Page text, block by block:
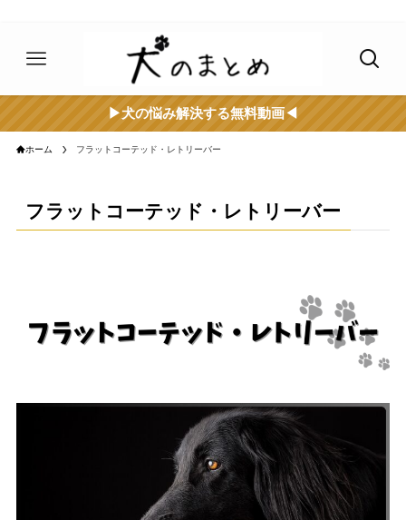
▶︎犬の悩み解決する無料動画◀︎
ホーム フラットコーテッド・レトリーバー
フラットコーテッド・レトリーバー